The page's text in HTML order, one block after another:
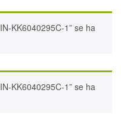
KK6040295C-1” se ha
KK6040295C-1” se ha